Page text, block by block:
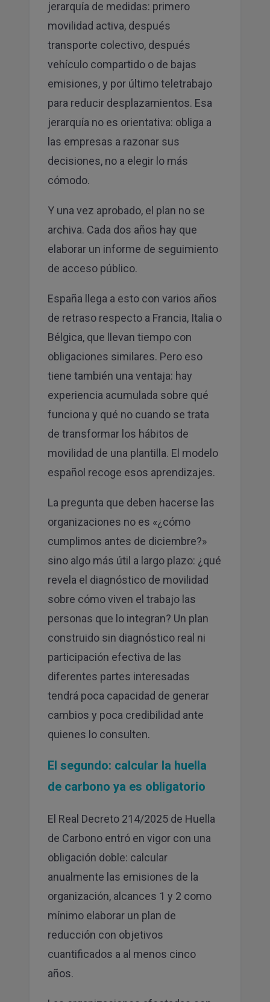
jerarquía de medidas: primero
movilidad activa, después
transporte colectivo, después
vehículo compartido o de bajas
emisiones, y por último teletrabajo
para reducir desplazamientos. Esa
jerarquía no es orientativa: obliga a
las empresas a razonar sus
decisiones, no a elegir lo más
cómodo.
Y una vez aprobado, el plan no se
archiva. Cada dos años hay que
elaborar un informe de seguimiento
de acceso público.
España llega a esto con varios años
de retraso respecto a Francia, Italia o
Bélgica, que llevan tiempo con
obligaciones similares. Pero eso
tiene también una ventaja: hay
experiencia acumulada sobre qué
funciona y qué no cuando se trata
de transformar los hábitos de
movilidad de una plantilla. El modelo
español recoge esos aprendizajes.
La pregunta que deben hacerse las
organizaciones no es «¿cómo
cumplimos antes de diciembre?»
sino algo más útil a largo plazo: ¿qué
revela el diagnóstico de movilidad
sobre cómo viven el trabajo las
personas que lo integran? Un plan
construido sin diagnóstico real ni
participación efectiva de las
diferentes partes interesadas
tendrá poca capacidad de generar
cambios y poca credibilidad ante
quienes lo consulten.
El segundo: calcular la huella
de carbono ya es obligatorio
El Real Decreto 214/2025 de Huella
de Carbono entró en vigor con una
obligación doble: calcular
anualmente las emisiones de la
organización, alcances 1 y 2 como
mínimo elaborar un plan de
reducción con objetivos
cuantificados a al menos cinco
años.